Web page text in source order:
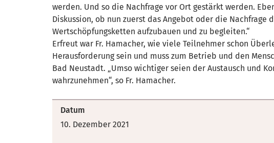
werden. Und so die Nachfrage vor Ort gestärkt werden.
Diskussion, ob nun zuerst das Angebot oder die
Wertschöpfungsketten aufzubauen und zu begleiten.“
Erfreut war Fr. Hamacher, wie viele Teilnehmer schon
Herausforderung sein und muss zum Betrieb und den
Bad Neustadt. „Umso wichtiger seien der Austausch und
wahrzunehmen“, so Fr. Hamacher.
Datum
10. Dezember 2021